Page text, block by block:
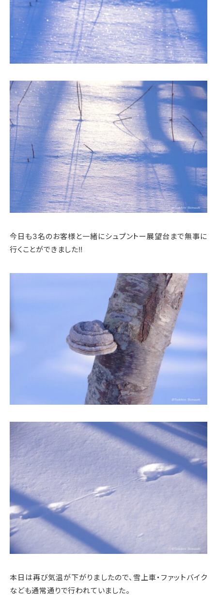
今日も3名のお客様と一緒にシュプントー展望台まで無事に
行くことができました‼
本日は再び気温が下がりましたので、雪上車・ファットバイク
なども通常通りで行われていました。